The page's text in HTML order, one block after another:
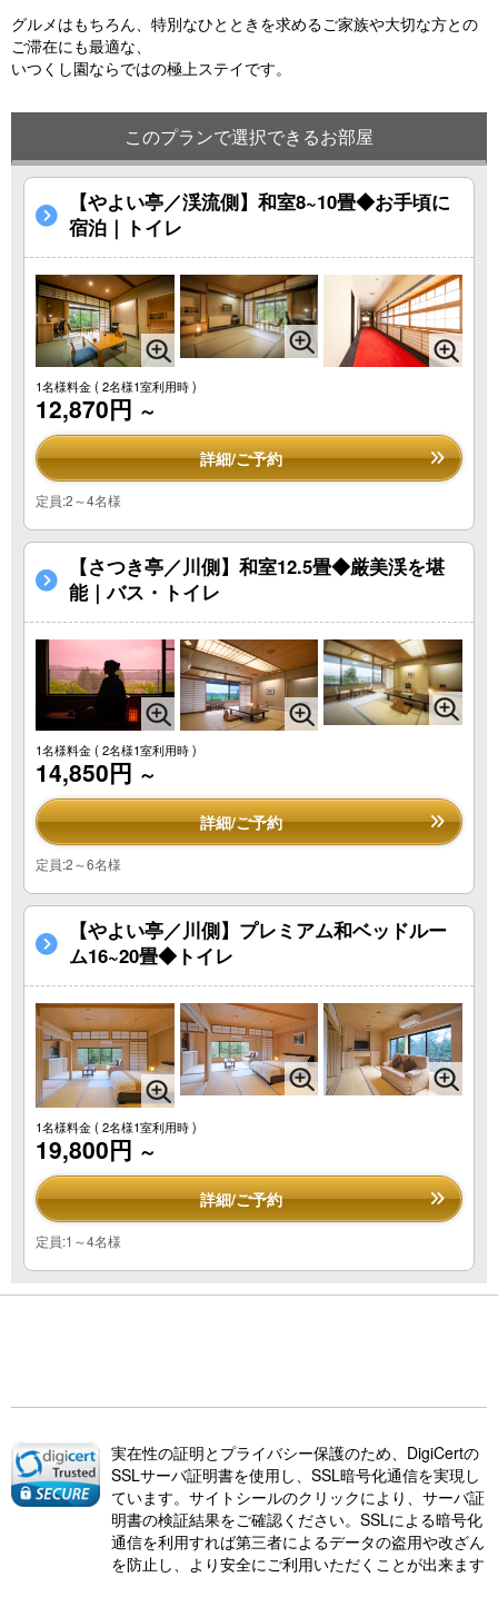
グルメはもちろん、特別なひとときを求めるご家族や大切な方との
ご滞在にも最適な、
いつくし園ならではの極上ステイです。
このプランで選択できるお部屋
【やよい亭／渓流側】和室8~10畳◆お手頃に
宿泊｜トイレ
1名様料金( 2名様1室利用時 )
12,870円 ～
詳細/ご予約
定員:2～4名様
【さつき亭／川側】和室12.5畳◆厳美渓を堪
能｜バス・トイレ
1名様料金( 2名様1室利用時 )
14,850円 ～
詳細/ご予約
定員:2～6名様
【やよい亭／川側】プレミアム和ベッドルー
ム16~20畳◆トイレ
1名様料金( 2名様1室利用時 )
19,800円 ～
詳細/ご予約
定員:1～4名様
実在性の証明とプライバシー保護のため、DigiCertの
SSLサーバ証明書を使用し、SSL暗号化通信を実現し
ています。サイトシールのクリックにより、サーバ証
明書の検証結果をご確認ください。SSLによる暗号化
通信を利用すれば第三者によるデータの盗用や改ざん
を防止し、より安全にご利用いただくことが出来ます